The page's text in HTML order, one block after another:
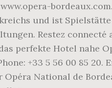
und ist
Restez connecté
perfekte Hotel nahe
+33 5 56 00 85 20.
Opéra National de